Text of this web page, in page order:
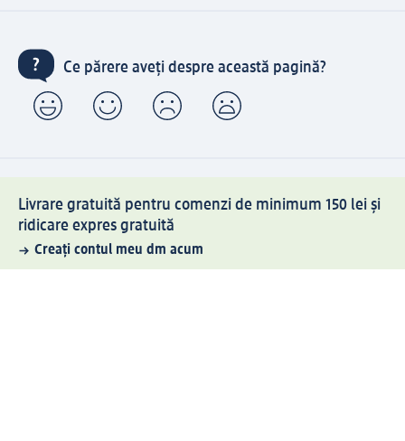
Ce părere aveți despre această pagină?
Livrare gratuită pentru comenzi de minimum 150 lei și
ridicare expres gratuită
Creați contul meu dm acum